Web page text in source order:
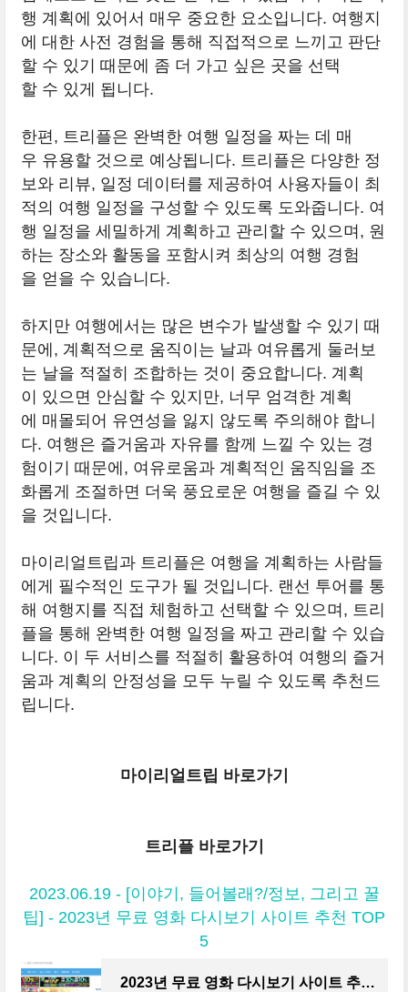
행 계획에 있어서 매우 중요한 요소입니다. 여행지
에 대한 사전 경험을 통해 직접적으로 느끼고 판단
할 수 있기 때문에 좀 더 가고 싶은 곳을 선택
할 수 있게 됩니다.
한편, 트리플은 완벽한 여행 일정을 짜는 데 매
우 유용할 것으로 예상됩니다. 트리플은 다양한 정
보와 리뷰, 일정 데이터를 제공하여 사용자들이 최
적의 여행 일정을 구성할 수 있도록 도와줍니다. 여
행 일정을 세밀하게 계획하고 관리할 수 있으며, 원
하는 장소와 활동을 포함시켜 최상의 여행 경험
을 얻을 수 있습니다.
하지만 여행에서는 많은 변수가 발생할 수 있기 때
문에, 계획적으로 움직이는 날과 여유롭게 둘러보
는 날을 적절히 조합하는 것이 중요합니다. 계획
이 있으면 안심할 수 있지만, 너무 엄격한 계획
에 매몰되어 유연성을 잃지 않도록 주의해야 합니
다. 여행은 즐거움과 자유를 함께 느낄 수 있는 경
험이기 때문에, 여유로움과 계획적인 움직임을 조
화롭게 조절하면 더욱 풍요로운 여행을 즐길 수 있
을 것입니다.
마이리얼트립과 트리플은 여행을 계획하는 사람들
에게 필수적인 도구가 될 것입니다. 랜선 투어를 통
해 여행지를 직접 체험하고 선택할 수 있으며, 트리
플을 통해 완벽한 여행 일정을 짜고 관리할 수 있습
니다. 이 두 서비스를 적절히 활용하여 여행의 즐거
움과 계획의 안정성을 모두 누릴 수 있도록 추천드
립니다.
마이리얼트립 바로가기
트리플 바로가기
2023.06.19 - [이야기, 들어볼래?/정보, 그리고 꿀
팁] - 2023년 무료 영화 다시보기 사이트 추천 TOP
5
2023년 무료 영화 다시보기 사이트 추천 TOP 5